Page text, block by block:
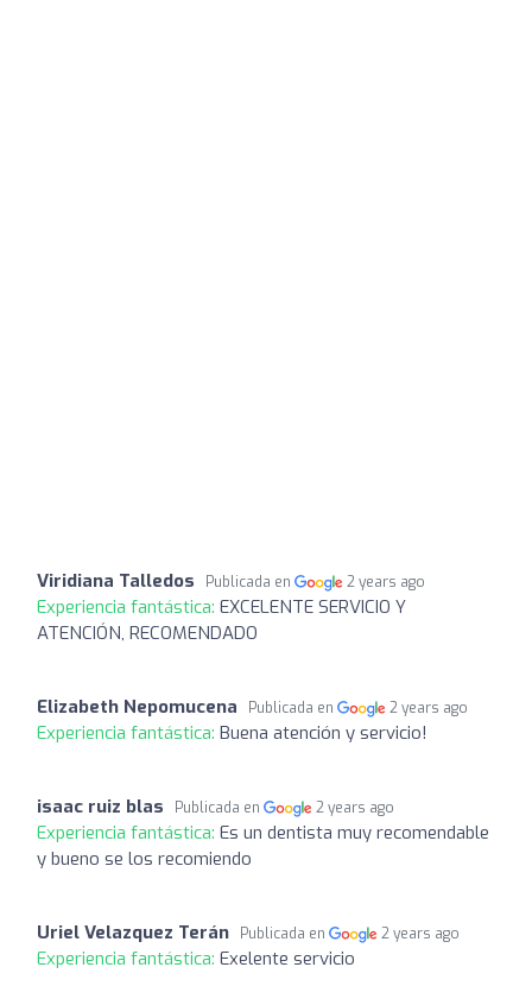
Viridiana Talledos Publicada en 2 years ago
Experiencia fantástica: EXCELENTE SERVICIO Y
ATENCIÓN, RECOMENDADO
Elizabeth Nepomucena Publicada en 2 years ago
Experiencia fantástica: Buena atención y servicio!
isaac ruiz blas Publicada en 2 years ago
Experiencia fantástica: Es un dentista muy recomendable
y bueno se los recomiendo
Uriel Velazquez Terán Publicada en 2 years ago
Experiencia fantástica: Exelente servicio